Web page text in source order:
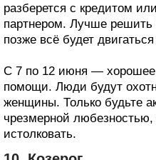
разберется с кредитом
партнером. Лучше
позже всё будет
С 7 по 12 июня — хорошее
помощи. Люди будут
женщины. Только будьте
чрезмерной любезностью,
истолковать.